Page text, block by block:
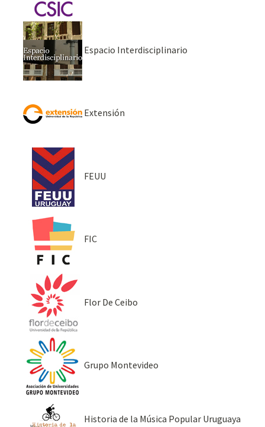
Espacio Interdisciplinario
Extensión
FEUU
FIC
Flor De Ceibo
Grupo Montevideo
Historia de la Música Popular Uruguaya